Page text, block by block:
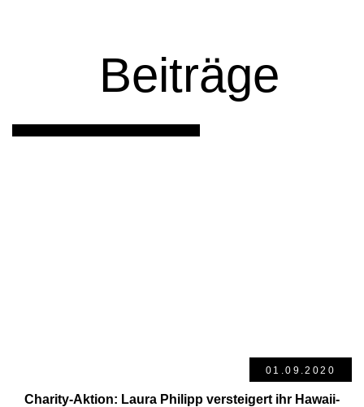
Beiträge
01.09.2020
Charity-Aktion: Laura Philipp versteigert ihr Hawaii-